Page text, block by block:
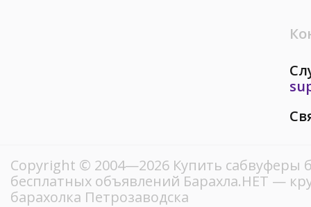
Copyright © 2004—2026 Купить сабвуферы
бесплатных объявлений Барахла.НЕТ —
барахолка Петрозаводска